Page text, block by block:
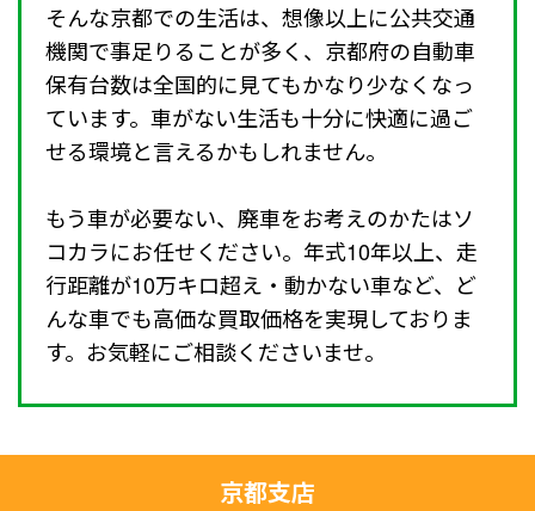
そんな京都での生活は、想像以上に公共交通
機関で事足りることが多く、京都府の自動車
保有台数は全国的に見てもかなり少なくなっ
ています。車がない生活も十分に快適に過ご
せる環境と言えるかもしれません。
もう車が必要ない、廃車をお考えのかたはソ
コカラにお任せください。年式10年以上、走
行距離が10万キロ超え・動かない車など、ど
んな車でも高価な買取価格を実現しておりま
す。お気軽にご相談くださいませ。
京都支店